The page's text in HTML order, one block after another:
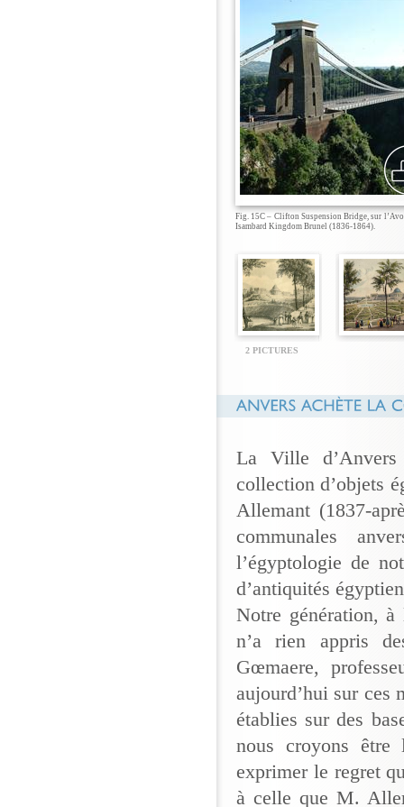
Fig. 15C – Clifton Suspension Bridge, sur
Isambard Kingdom Brunel (1836-1864).
2 PICTURES
La Ville d’Anvers
collection d’objets
Allemant (1837-
communales
l’égyptologie de
d’antiquités
Notre génération, à
n’a rien appris
Gœmaere,
aujourd’hui sur ces
établies sur des
nous croyons être
exprimer le regret
à celle que M.